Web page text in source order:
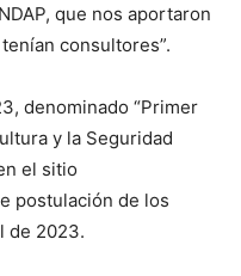
que nos aportaron
consultores”.
denominado “Primer
y la Seguridad
el sitio
postulación de los
de 2023.